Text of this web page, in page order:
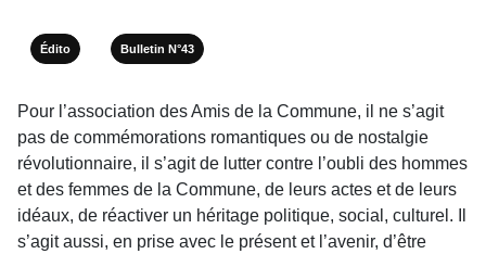
Édito Bulletin N°43
Pour l’association des Amis de la Commune, il ne s’agit
pas de commémorations romantiques ou de nostalgie
révolutionnaire, il s’agit de lutter contre l’oubli des hommes
et des femmes de la Commune, de leurs actes et de leurs
idéaux, de réactiver un héritage politique, social, culturel. Il
s’agit aussi, en prise avec le présent et l’avenir, d’être